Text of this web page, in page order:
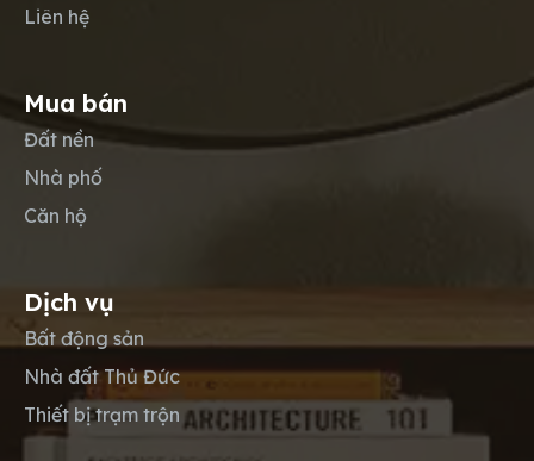
Liên hệ
Mua bán
Đất nền
Nhà phố
Căn hộ
Dịch vụ
Bất động sản
Nhà đất Thủ Đức
Thiết bị trạm trộn